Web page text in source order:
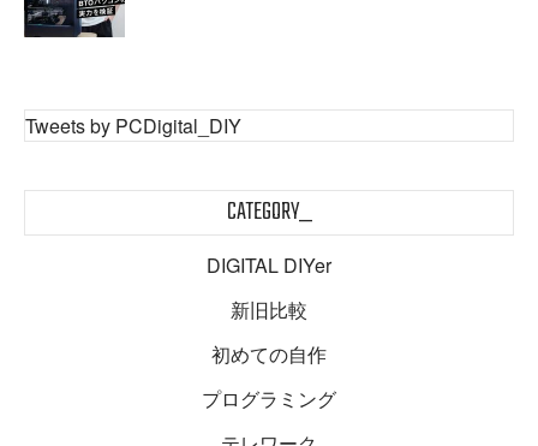
Tweets by PCDigital_DIY
CATEGORY_
DIGITAL DIYer
新旧比較
初めての自作
プログラミング